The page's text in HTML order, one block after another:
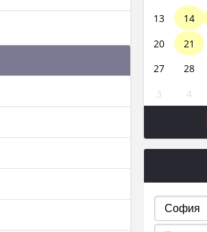
13
14
20
21
27
28
3
4